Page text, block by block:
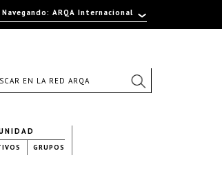
GRUPOS
ARQA Internacional